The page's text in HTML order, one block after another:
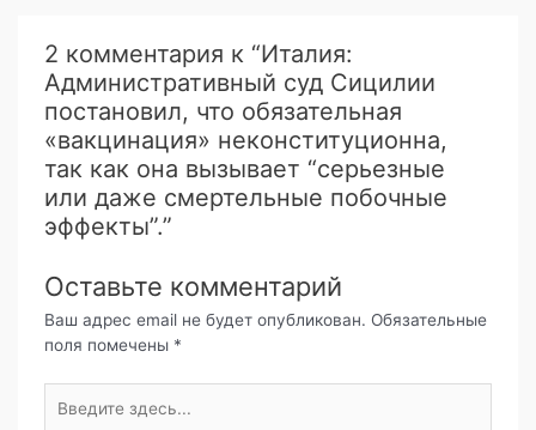
c
e
b
o
o
k
itt
er
e
gr
a
m
at
s
A
p
p
п
р
а
в
и
ь
2 комментария к “Италия:
Административный суд Сицилии
постановил, что обязательная
«вакцинация» неконституционна,
так как она вызывает “серьезные
или даже смертельные побочные
эффекты”.”
Оставьте комментарий
Ваш адрес email не будет опубликован. Обязательные
поля помечены *
здесь...